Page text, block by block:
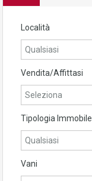
Località
Vendita/Affittasi
Tipologia Immobile
Vani